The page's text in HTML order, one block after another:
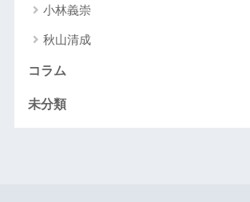
小林義崇
秋山清成
コラム
未分類